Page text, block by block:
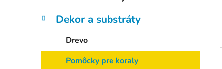
l
Dekor a substráty
Drevo
Pomôcky pre koraly